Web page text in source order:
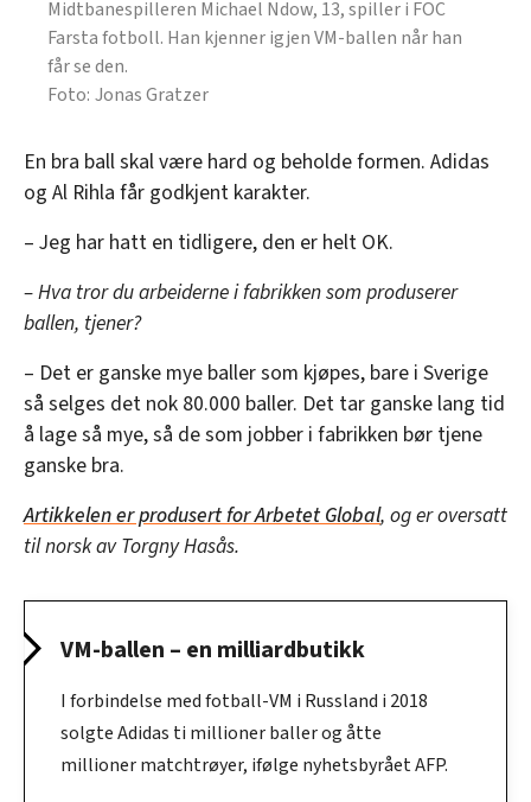
Midtbanespilleren Michael Ndow, 13, spiller i FOC
Farsta fotboll. Han kjenner igjen VM-ballen når han
får se den.
Jonas Gratzer
En bra ball skal være hard og beholde formen. Adidas
og Al Rihla får godkjent karakter.
– Jeg har hatt en tidligere, den er helt OK.
– Hva tror du arbeiderne i fabrikken som produserer
ballen, tjener?
– Det er ganske mye baller som kjøpes, bare i Sverige
så selges det nok 80.000 baller. Det tar ganske lang tid
å lage så mye, så de som jobber i fabrikken bør tjene
ganske bra.
Artikkelen er produsert for Arbetet Global, og er oversatt
til norsk av Torgny Hasås.
VM-ballen – en milliardbutikk
I forbindelse med fotball-VM i Russland i 2018
solgte Adidas ti millioner baller og åtte
millioner matchtrøyer, ifølge nyhetsbyrået AFP.